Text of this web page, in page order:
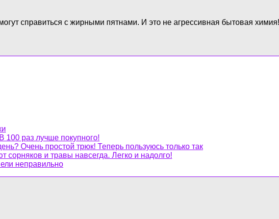
справиться с жирными пятнами. И это не агрессивная бытовая химия!
100 раз лучше покупного!
Очень простой трюк! Теперь пользуюсь только так
сорняков и травы навсегда. Легко и надолго!
неправильно